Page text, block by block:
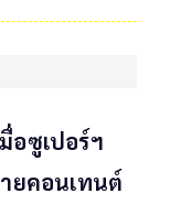
อซูเปอร์ฯ
ยคอนเทนต์